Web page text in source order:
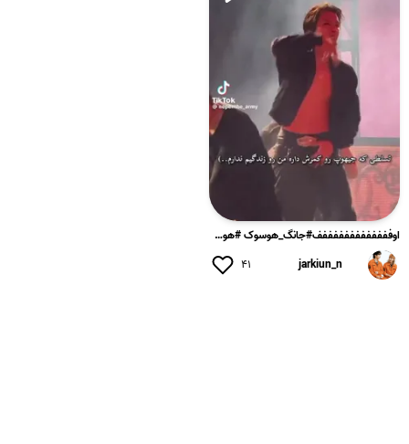
اوفففففففففففففف#جانگ_هوسوک #هوسوک #جیهوپ #هوپی #سانشاین #سا...
jarkiun_n
۴۱